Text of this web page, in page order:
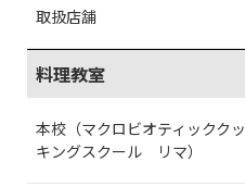
取扱店舗
料理教室
本校（マクロビオティッククッ
キングスクール リマ）